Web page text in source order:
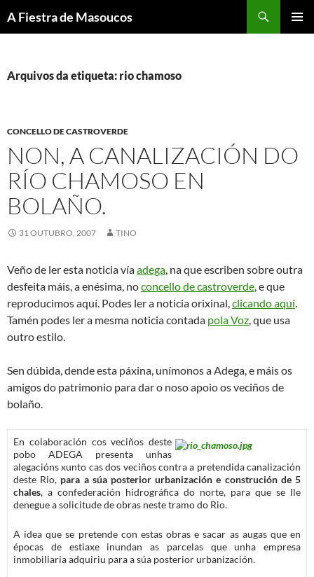
aoA Fiestra de Masoucos
Arquivos da etiqueta: rio chamoso
CONCELLO DE CASTROVERDE
NON, A CANALIZACIÓN DO
RÍO CHAMOSO EN
BOLAÑO.
31 OUTUBRO, 2007 TINO
Veño de ler esta noticia víaadega, na que escriben sobre outra
desfeita máis, a enésima, noconcello de castroverde, e que
reproducimos aquí. Podes ler a noticia orixinal,clicando aquí.
Tamén podes ler a mesma noticia contada pola Voz, que usa
outro estilo.
Sen dúbida, dende esta páxina, unímonos a Adega, e máis os
amigos do patrimonio para dar o noso apoio os veciños de
bolaño.
En colaboración cos veciños deste
pobo ADEGA presenta unhas
alegacións xunto cas dos veciños contra a pretendida canalización
deste Rio, para a súa posterior urbanización e construción de 5
chales, a confederación hidrográfica do norte, para que se lle
denegue a solicitude de obras neste tramo do Rio.
A idea que se pretende con estas obras e sacar as augas que en
épocas de estiaxe inundan as parcelas que unha empresa
inmobiliaria adquiriu para a súa posterior urbanización.